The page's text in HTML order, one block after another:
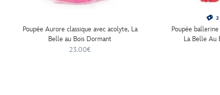
Poupée Aurore classique avec acolyte, La
Belle au Bois Dormant
23.00€
2
Poupée
La Belle Au